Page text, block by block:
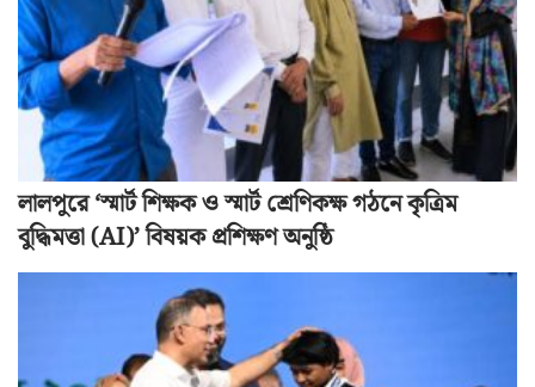
লালপুরে ‘স্মার্ট শিক্ষক ও স্মার্ট শ্রেণিকক্ষ গঠনে কৃত্রিম
বুদ্ধিমত্তা (AI)’ বিষয়ক প্রশিক্ষণ অনুষ্ঠি